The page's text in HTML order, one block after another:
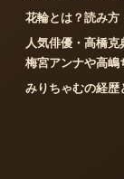
花輪とは？読み方
人気俳優・高橋克
梅宮アンナや高嶋
みりちゃむの経歴